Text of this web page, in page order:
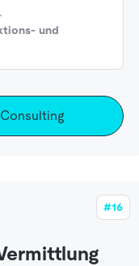
und
#16